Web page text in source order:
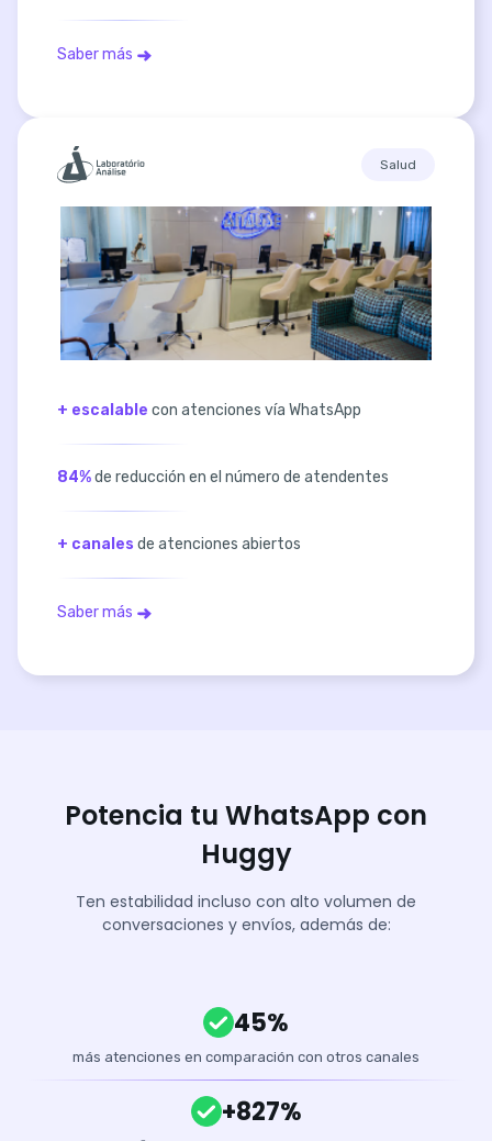
Saber más
Salud
+ escalable con atenciones vía WhatsApp
84%de reducción en el número de atendentes
+ canales de atenciones abiertos
Saber más
Potencia tu WhatsApp con
Huggy
Ten estabilidad incluso con alto volumen de
conversaciones y envíos, además de:
45%
más atenciones en comparación con otros canales
+827%